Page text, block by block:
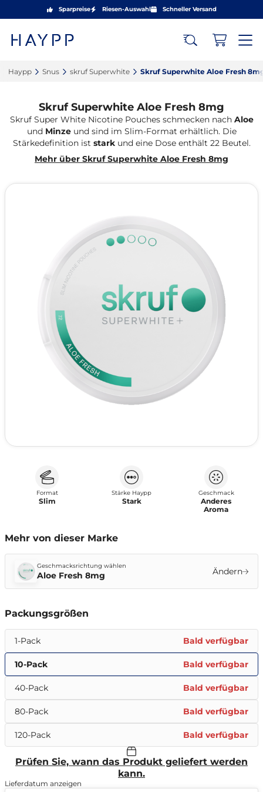
Sparpreise Riesen-Auswahl Schneller Versand
Haypp‎ Snus‎ skruf Superwhite‎ Skruf Superwhite Aloe Fresh
Skruf Superwhite Aloe Fresh 8mg
Skruf Super White Nicotine Pouches schmecken nach Aloe
und Minzeund sind im Slim-Format erhältlich. Die
Stärkedefinition ist stark und eine Dose enthält 22 Beutel.
Mehr über Skruf Superwhite Aloe Fresh 8mg
Format
Slim
Stärke Haypp
Stark
Geschmack
Anderes
Aroma
Mehr von dieser Marke
Geschmacksrichtung wählen
Aloe Fresh 8mg Ändern
Packungsgrößen
1-Pack Bald verfügbar
10-Pack Bald verfügbar
40-Pack Bald verfügbar
80-Pack Bald verfügbar
120-Pack Bald verfügbar
Prüfen Sie, wann das Produkt geliefert werden
kann.
Lieferdatum anzeigen